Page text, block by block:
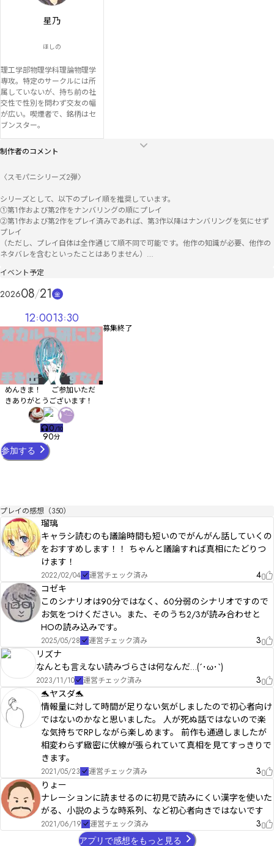
星乃
ほしの
理工学部物理学科理論物理学
専攻。特定のサークルには所
属していないが、持ち前の社
交性で性別を問わず交友の幅
が広い。喫煙者で、銘柄はセ
ブンスター。
制作者のコメント
〈スモパニシリーズ2弾〉
シリーズとして、以下のプレイ順を推奨しています。
①第1作および第2作をナンバリングの順にプレイ
②第1作および第2作をプレイ済みであれば、第3作以降はナンバリングを気にせず
プレイ
（ただし、プレイ自体は全作通じて順不同で可能です。他作の知識が必要、他作の
ネタバレを含むといったことはありません）
第１作『Smoker’s Panic』
第２作『オカルト研には手を出すな！』
第３作『闇に滴る』
第4.5作『女には向かない授業』
イベント予定
202608 21 金
募集終了
12 0013 30
めんきま！ ご参加いただ
きありがとうございます！
0/10
90分
参加する
プレイの感想（350）
瑠璃
キャラシ読むのも議論時間も短いのでがんがん話していくの
をおすすめします！！ ちゃんと議論すれば真相にたどりつ
けます！
2022/02/04 運営チェック済み
4
コゼキ
このシナリオは90分ではなく、60分弱のシナリオですので
お気をつけください。また、そのうち2/3が読み合わせと
HOの読み込みです。
2025/05/28 運営チェック済み
3
リズナ
なんとも言えない読みづらさは何なんだ…(´･ω･`)
2023/11/10 運営チェック済み
3
🐬ヤスダ🐬
情報量に対して時間が足りない気がしましたので初心者向け
ではないのかなと思いました。 人が死ぬ話ではないので楽
な気持ちでRPしながら楽しめます。 前作も通過しましたが
相変わらず緻密に伏線が張られていて真相を見てすっきりで
きます。
2021/05/23 運営チェック済み
3
りょー
ナレーションに読ませるのに初見で読みにくい漢字を使いた
がる、小説のような時系列、など初心者向きではないです
2021/06/19 運営チェック済み 3
アプリで感想をもっと見る